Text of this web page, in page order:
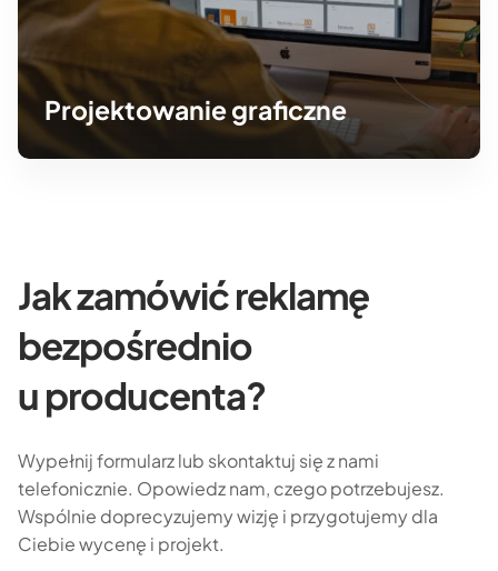
Projektowanie graficzne
Jak zamówić reklamę
bezpośrednio
u producenta?
Wypełnij formularz lub skontaktuj się z nami
telefonicznie. Opowiedz nam, czego potrzebujesz.
Wspólnie doprecyzujemy wizję i przygotujemy dla
Ciebie wycenę i projekt.